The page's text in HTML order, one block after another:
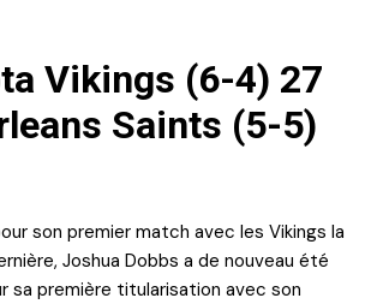
Vikings (6-4) 27
Saints (5-5)
son premier match avec les Vikings la
Joshua Dobbs a de nouveau été
sa première titularisation avec son